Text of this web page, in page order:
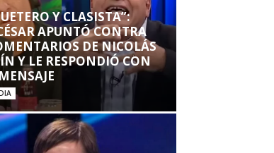
Y CLASISTA”:
APUNTÓ CONTRA
DE NICOLÁS
Y LE RESPONDIÓ CON